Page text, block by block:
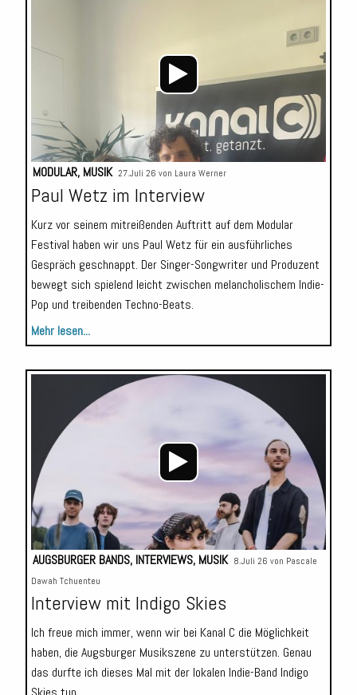
MODULAR, MUSIK 27.Juli 26 von Laura Werner
Paul Wetz im Interview
Kurz vor seinem mitreißenden Auftritt auf dem Modular
Festival haben wir uns Paul Wetz für ein ausführliches
Gespräch geschnappt. Der Singer-Songwriter und Produzent
bewegt sich spielend leicht zwischen melancholischem Indie-
Pop und treibenden Techno-Beats.
Mehr lesen...
AUGSBURGER BANDS, INTERVIEWS, MUSIK 8.Juli 26 von Pascale
Dawah Tchuenteu
Interview mit Indigo Skies
Ich freue mich immer, wenn wir bei Kanal C die Möglichkeit
haben, die Augsburger Musikszene zu unterstützen. Genau
das durfte ich dieses Mal mit der lokalen Indie-Band Indigo